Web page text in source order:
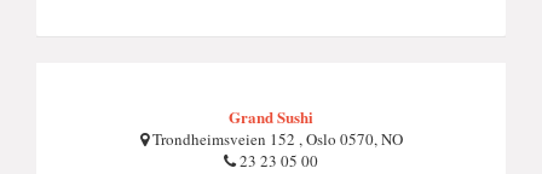
Grand Sushi
Trondheimsveien 152 , Oslo 0570, NO
23 23 05 00